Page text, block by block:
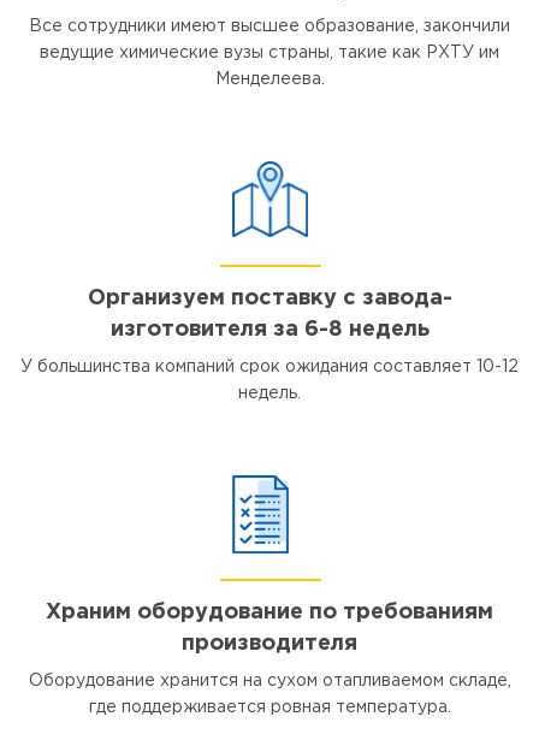
Все сотрудники имеют высшее образование, закончили
ведущие химические вузы страны, такие как РХТУ им
Менделеева.
Организуем поставку с завода-
изготовителя за 6-8 недель
У большинства компаний срок ожидания составляет 10-12
недель.
Храним оборудование по требованиям
производителя
Оборудование хранится на сухом отапливаемом складе,
где поддерживается ровная температура.